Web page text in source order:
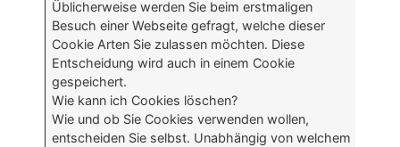
Üblicherweise werden Sie beim erstmaligen
Besuch einer Webseite gefragt, welche dieser
Cookie Arten Sie zulassen möchten. Diese
Entscheidung wird auch in einem Cookie
gespeichert.
Wie kann ich Cookies löschen?
Wie und ob Sie Cookies verwenden wollen,
entscheiden Sie selbst. Unabhängig von welchem